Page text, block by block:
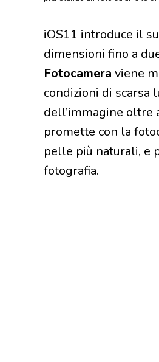
iOS11 introduce il
dimensioni fino a
Fotocamera viene
condizioni di scarsa
dell’immagine oltre
promette con la
pelle più naturali, e
fotografia.